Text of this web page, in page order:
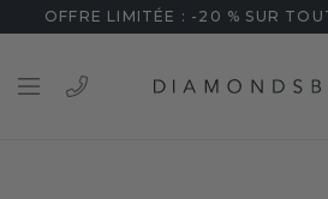
OFFRE LIMITÉE : -20 % SUR